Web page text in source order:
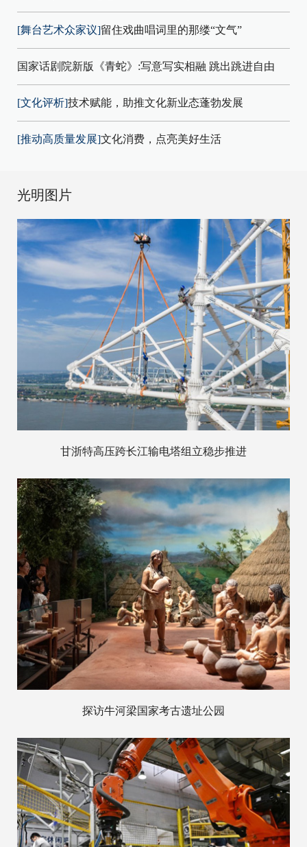
[舞台艺术众家议]留住戏曲唱词里的那缕“文气”
国家话剧院新版《青蛇》:写意写实相融 跳出跳进自由
[文化评析]技术赋能，助推文化新业态蓬勃发展
[推动高质量发展]文化消费，点亮美好生活
光明图片
甘浙特高压跨长江输电塔组立稳步推进
探访牛河梁国家考古遗址公园